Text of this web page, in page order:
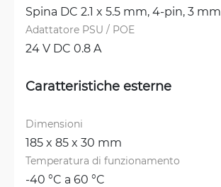
Spina DC 2.1 x 5.5 mm, 4-pin, 3 mm
Adattatore PSU / POE
24 V DC 0.8 A
Caratteristiche esterne
Dimensioni
185 x 85 x 30 mm
Temperatura di funzionamento
-40 °C a 60 °C